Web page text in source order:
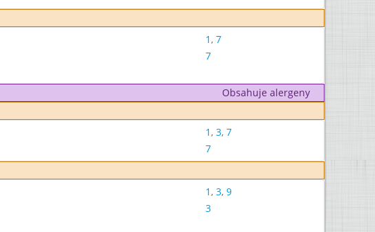
1, 7
7
Obsahuje alergeny
1, 3, 7
7
1, 3, 9
3